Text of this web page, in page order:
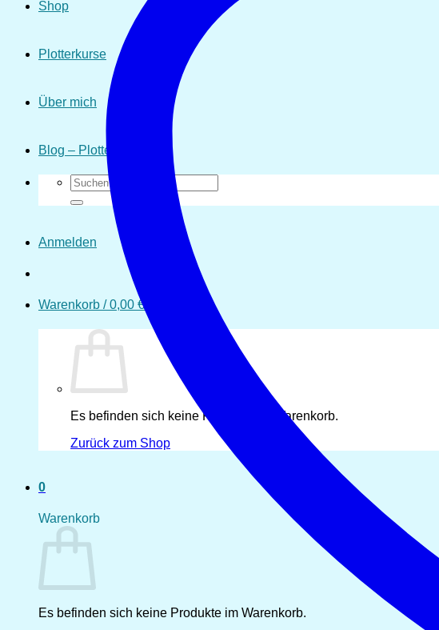
Shop
Plotterkurse
Über mich
Blog – Plotten
Suchen
nach:
Anmelden
Warenkorb /0,00 €
Es befinden sich keine Produkte im Warenkorb.
Zurück zum Shop
0
Warenkorb
Es befinden sich keine Produkte im Warenkorb.